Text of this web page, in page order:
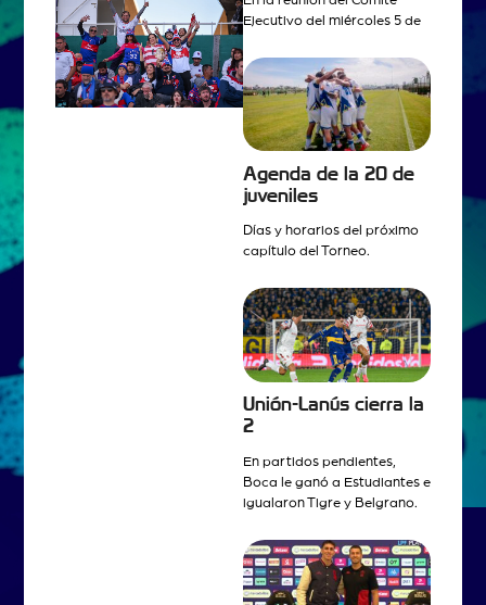
Ejecutivo del miércoles 5 de
Agenda de la 20 de
juveniles
Días y horarios del próximo
capítulo del Torneo.
Unión-Lanús cierra la
2
En partidos pendientes,
Boca le ganó a Estudiantes e
igualaron Tigre y Belgrano.